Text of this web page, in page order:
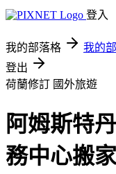
登入
我的部落格 我的
登出
荷蘭修訂 國外旅遊
阿姆斯特
務中心搬